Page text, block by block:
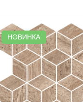
НОВИНКА